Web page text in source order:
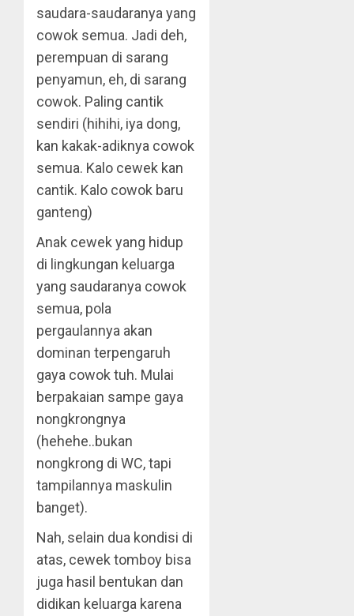
saudara-saudaranya yang
cowok semua. Jadi deh,
perempuan di sarang
penyamun, eh, di sarang
cowok. Paling cantik
sendiri (hihihi, iya dong,
kan kakak-adiknya cowok
semua. Kalo cewek kan
cantik. Kalo cowok baru
ganteng)
Anak cewek yang hidup
di lingkungan keluarga
yang saudaranya cowok
semua, pola
pergaulannya akan
dominan terpengaruh
gaya cowok tuh. Mulai
berpakaian sampe gaya
nongkrongnya
(hehehe..bukan
nongkrong di WC, tapi
tampilannya maskulin
banget).
Nah, selain dua kondisi di
atas, cewek tomboy bisa
juga hasil bentukan dan
didikan keluarga karena